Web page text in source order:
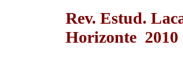
Rev. Estud.
Horizonte 2010